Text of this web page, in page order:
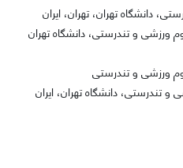
دانشگاه تهران، تهران، ایران
ورزشی و تندرستی، دانشگاه تهران
ورزشی و تندرستی
تندرستی، دانشگاه تهران، ایران